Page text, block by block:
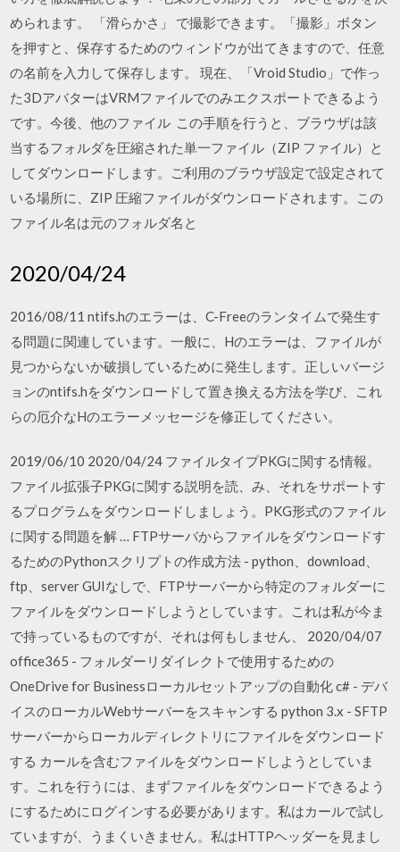
められます。 「滑らかさ」 で撮影できます。「撮影」ボタン
を押すと、保存するためのウィンドウが出てきますので、任意
の名前を入力して保存します。 現在、「Vroid Studio」で作っ
た3DアバターはVRMファイルでのみエクスポートできるよう
です。今後、他のファイル この手順を行うと、ブラウザは該
当するフォルダを圧縮された単一ファイル（ZIP ファイル）と
してダウンロードします。ご利用のブラウザ設定で設定されて
いる場所に、ZIP 圧縮ファイルがダウンロードされます。この
ファイル名は元のフォルダ名と
2020/04/24
2016/08/11 ntifs.hのエラーは、C-Freeのランタイムで発生す
る問題に関連しています。一般に、Hのエラーは、ファイルが
見つからないか破損しているために発生します。正しいバージ
ョンのntifs.hをダウンロードして置き換える方法を学び、これ
らの厄介なHのエラーメッセージを修正してください。
2019/06/10 2020/04/24 ファイルタイプPKGに関する情報。
ファイル拡張子PKGに関する説明を読、み、それをサポートす
るプログラムをダウンロードしましょう。PKG形式のファイル
に関する問題を解 … FTPサーバからファイルをダウンロードす
るためのPythonスクリプトの作成方法 - python、download、
ftp、server GUIなしで、FTPサーバーから特定のフォルダーに
ファイルをダウンロードしようとしています。これは私が今ま
で持っているものですが、それは何もしません、 2020/04/07
office365 - フォルダーリダイレクトで使用するための
OneDrive for Businessローカルセットアップの自動化 c# - デバ
イスのローカルWebサーバーをスキャンする python 3.x - SFTP
サーバーからローカルディレクトリにファイルをダウンロード
する カールを含むファイルをダウンロードしようとしていま
す。これを行うには、まずファイルをダウンロードできるよう
にするためにログインする必要があります。私はカールで試し
ていますが、うまくいきません。私はHTTPヘッダーを見まし